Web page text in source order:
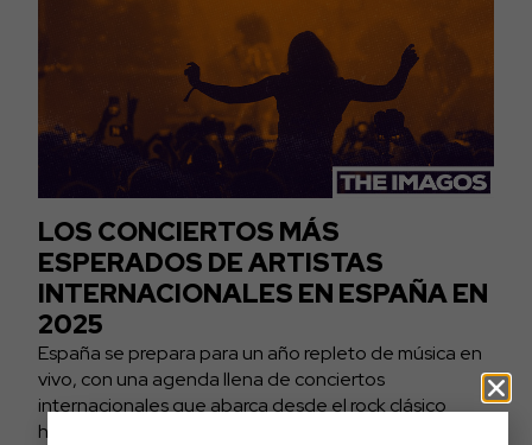
LOS CONCIERTOS MÁS
ESPERADOS DE ARTISTAS
INTERNACIONALES EN ESPAÑA EN
2025
España se prepara para un año repleto de música en
vivo, con una agenda llena de conciertos
internacionales que abarca desde el rock clásico
hasta las tendencias más actuales del...